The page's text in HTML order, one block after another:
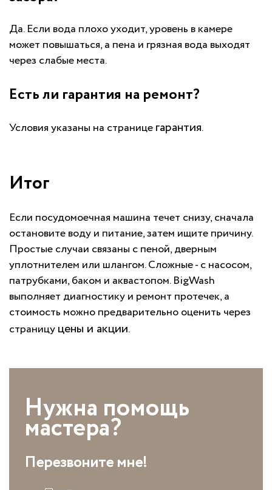
Да. Если вода плохо уходит, уровень в камере
может повышаться, а пена и грязная вода выходят
через слабые места.
Есть ли гарантия на ремонт?
Условия указаны на страницегарантия.
Итог
Если посудомоечная машина течет снизу, сначала
остановите воду и питание, затем ищите причину.
Простые случаи связаны с пеной, дверным
уплотнителем или шлангом. Сложные - с насосом,
патрубками, баком и аквастопом. BigWash
выполняет диагностику и ремонт протечек, а
стоимость можно предварительно оценить через
страницуцены и акции.
Нужна помощь
мастера?
Перезвоните мне!